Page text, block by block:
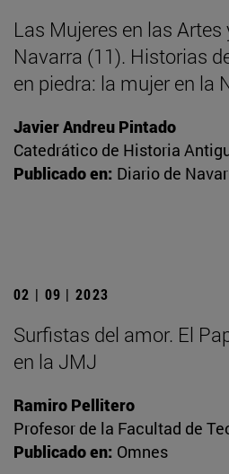
Las Mujeres en las Artes
Navarra (11). Historias
en piedra: la mujer en la
Javier Andreu Pintado
Catedrático de Historia
Publicado en: Diario de
02 | 09 | 2023
Surfistas del amor. El
en la JMJ
Ramiro Pellitero
Profesor de la Facultad de
Publicado en: Omnes